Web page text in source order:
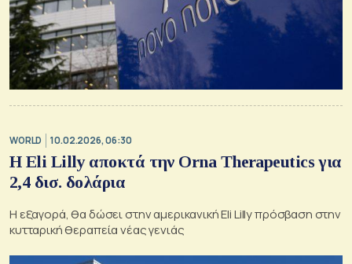
WORLD 10.02.2026, 06:30
H Eli Lilly αποκτά την Orna Therapeutics για
2,4 δισ. δολάρια
Η εξαγορά, θα δώσει στην αμερικανική Eli Lilly πρόσβαση στην
κυτταρική θεραπεία νέας γενιάς